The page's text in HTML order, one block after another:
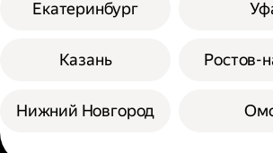
Екатеринбург
Казань
Нижний Новгород
Ростов-